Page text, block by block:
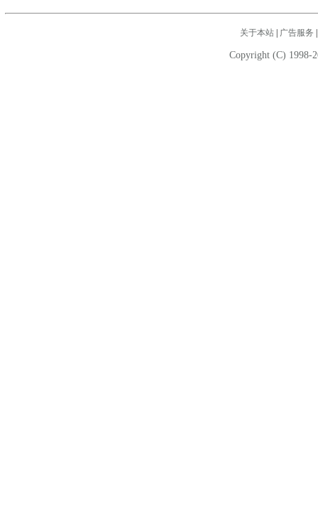
关于本站| 广告服务
Copyright (C) 1998-